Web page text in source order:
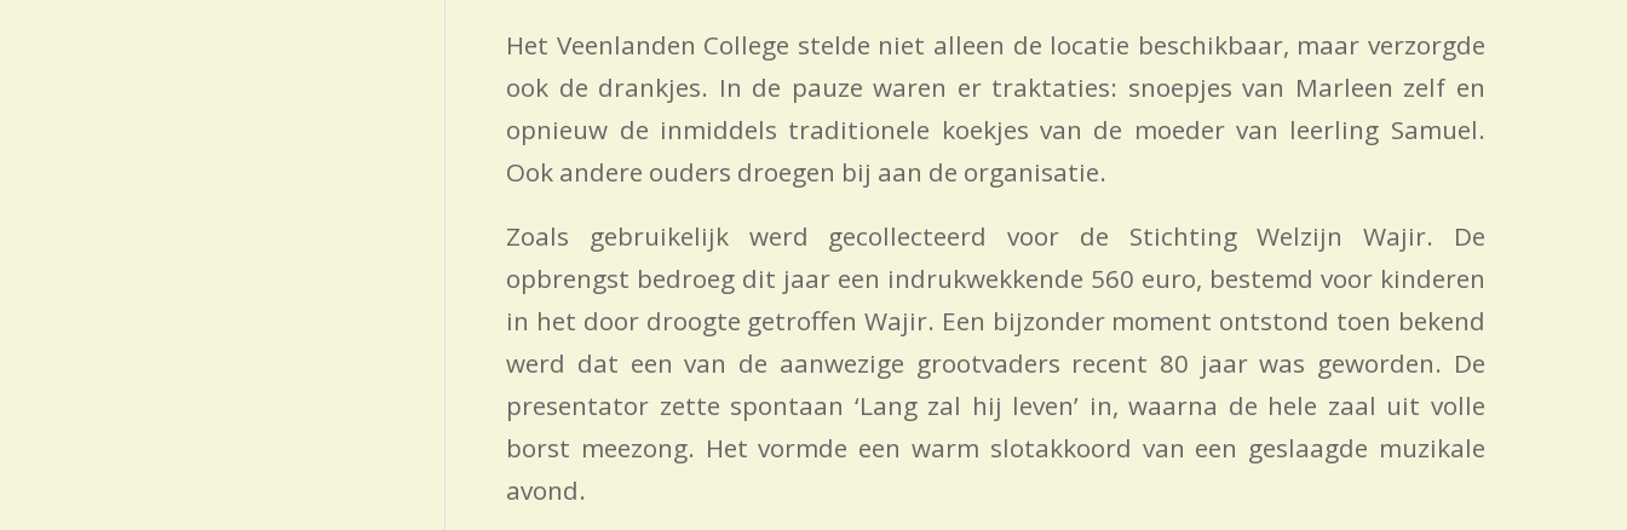
Het Veenlanden College stelde niet alleen de locatie beschikbaar, maar verzorgde
ook de drankjes. In de pauze waren er traktaties: snoepjes van Marleen zelf en
opnieuw de inmiddels traditionele koekjes van de moeder van leerling Samuel.
Ook andere ouders droegen bij aan de organisatie.
Zoals gebruikelijk werd gecollecteerd voor de Stichting Welzijn Wajir. De
opbrengst bedroeg dit jaar een indrukwekkende 560 euro, bestemd voor kinderen
in het door droogte getroffen Wajir. Een bijzonder moment ontstond toen bekend
werd dat een van de aanwezige grootvaders recent 80 jaar was geworden. De
presentator zette spontaan ‘Lang zal hij leven’ in, waarna de hele zaal uit volle
borst meezong. Het vormde een warm slotakkoord van een geslaagde muzikale
avond.